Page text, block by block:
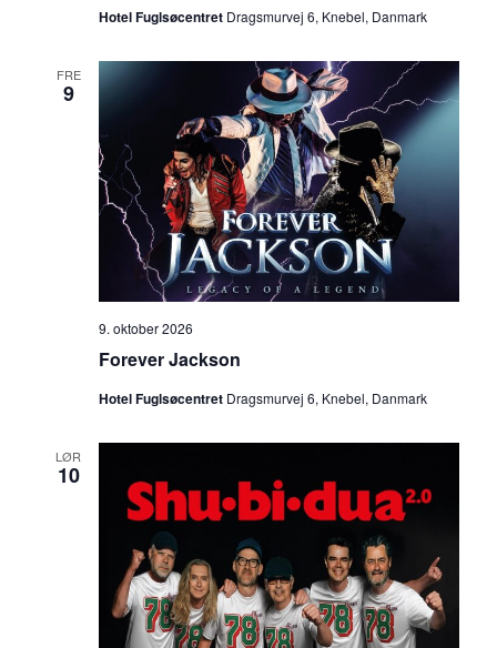
Hotel Fuglsøcentret Dragsmurvej 6, Knebel, Danmark
FRE
9
9. oktober 2026
Forever Jackson
Hotel Fuglsøcentret Dragsmurvej 6, Knebel, Danmark
LØR
10